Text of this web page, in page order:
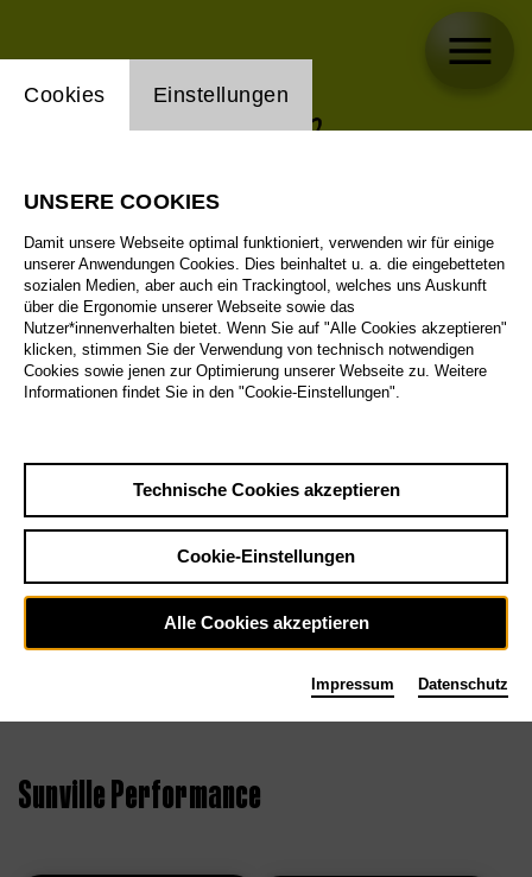
Sunville Performance
Einstellung Website Cookie
Cookies Einstellungen
UNSERE COOKIES
Damit unsere Webseite optimal funktioniert, verwenden wir für einige
unserer Anwendungen Cookies. Dies beinhaltet u. a. die eingebetteten
sozialen Medien, aber auch ein Trackingtool, welches uns Auskunft
über die Ergonomie unserer Webseite sowie das
Nutzer*innenverhalten bietet. Wenn Sie auf "Alle Cookies akzeptieren"
klicken, stimmen Sie der Verwendung von technisch notwendigen
Cookies sowie jenen zur Optimierung unserer Webseite zu. Weitere
Informationen findet Sie in den "Cookie-Einstellungen".
Technische Cookies akzeptieren
Cookie-Einstellungen
Alle Cookies akzeptieren
Impressum Datenschutz